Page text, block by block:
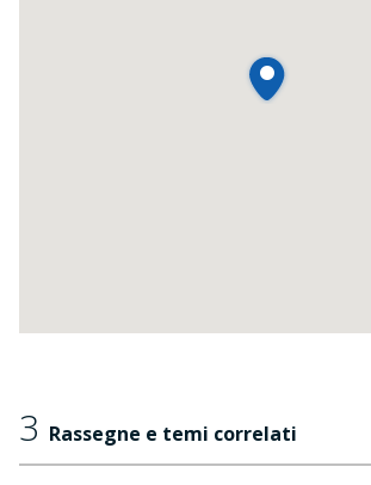
3 Rassegne e temi correlati